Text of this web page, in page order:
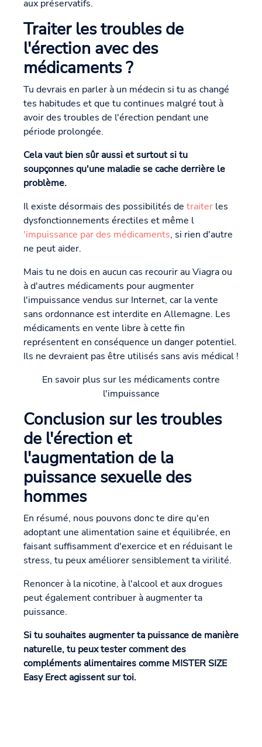
aux préservatifs.
Traiter les troubles de
l'érection avec des
médicaments ?
Tu devrais en parler à un médecin si tu as changé
tes habitudes et que tu continues malgré tout à
avoir des troubles de l'érection pendant une
période prolongée.
Cela vaut bien sûr aussi et surtout si tu
soupçonnes qu'une maladie se cache derrière le
problème.
Il existe désormais des possibilités de traiter les
dysfonctionnements érectiles et même l
'impuissance par des médicaments, si rien d'autre
ne peut aider.
Mais tu ne dois en aucun cas recourir au Viagra ou
à d'autres médicaments pour augmenter
l'impuissance vendus sur Internet, car la vente
sans ordonnance est interdite en Allemagne. Les
médicaments en vente libre à cette fin
représentent en conséquence un danger potentiel.
Ils ne devraient pas être utilisés sans avis médical !
En savoir plus sur les médicaments contre
l'impuissance
Conclusion sur les troubles
de l'érection et
l'augmentation de la
puissance sexuelle des
hommes
En résumé, nous pouvons donc te dire qu'en
adoptant une alimentation saine et équilibrée, en
faisant suffisamment d'exercice et en réduisant le
stress, tu peux améliorer sensiblement ta virilité.
Renoncer à la nicotine, à l'alcool et aux drogues
peut également contribuer à augmenter ta
puissance.
Si tu souhaites augmenter ta puissance de manière
naturelle, tu peux tester comment des
compléments alimentaires comme MISTER SIZE
Easy Erect agissent sur toi.